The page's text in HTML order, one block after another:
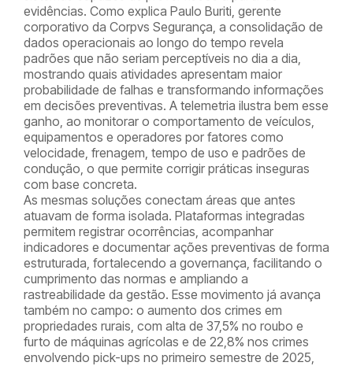
evidências. Como explica Paulo Buriti, gerente
corporativo da Corpvs Segurança, a consolidação de
dados operacionais ao longo do tempo revela
padrões que não seriam perceptíveis no dia a dia,
mostrando quais atividades apresentam maior
probabilidade de falhas e transformando informações
em decisões preventivas. A telemetria ilustra bem esse
ganho, ao monitorar o comportamento de veículos,
equipamentos e operadores por fatores como
velocidade, frenagem, tempo de uso e padrões de
condução, o que permite corrigir práticas inseguras
com base concreta.
As mesmas soluções conectam áreas que antes
atuavam de forma isolada. Plataformas integradas
permitem registrar ocorrências, acompanhar
indicadores e documentar ações preventivas de forma
estruturada, fortalecendo a governança, facilitando o
cumprimento das normas e ampliando a
rastreabilidade da gestão. Esse movimento já avança
também no campo: o aumento dos crimes em
propriedades rurais, com alta de 37,5% no roubo e
furto de máquinas agrícolas e de 22,8% nos crimes
envolvendo pick-ups no primeiro semestre de 2025,